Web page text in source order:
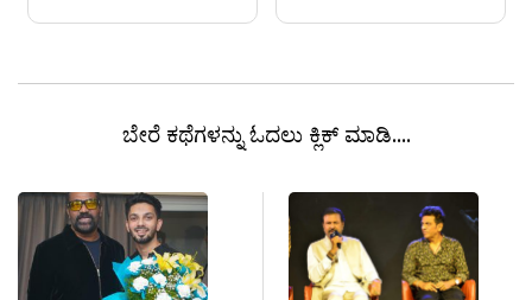
ಬೇರೆ ಕಥೆಗಳನ್ನು ಓದಲು ಕ್ಲಿಕ್ ಮಾಡಿ....